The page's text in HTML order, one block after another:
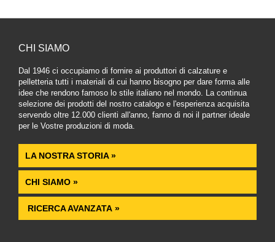
CHI SIAMO
Dal 1946 ci occupiamo di fornire ai produttori di calzature e
pelletteria tutti i materiali di cui hanno bisogno per dare forma alle
idee che rendono famoso lo stile italiano nel mondo. La continua
selezione dei prodotti del nostro catalogo e l'esperienza acquisita
servendo oltre 12.000 clienti all'anno, fanno di noi il partner ideale
per le Vostre produzioni di moda.
LA NOSTRA STORIA »
CHI SIAMO »
RICERCA AVANZATA »